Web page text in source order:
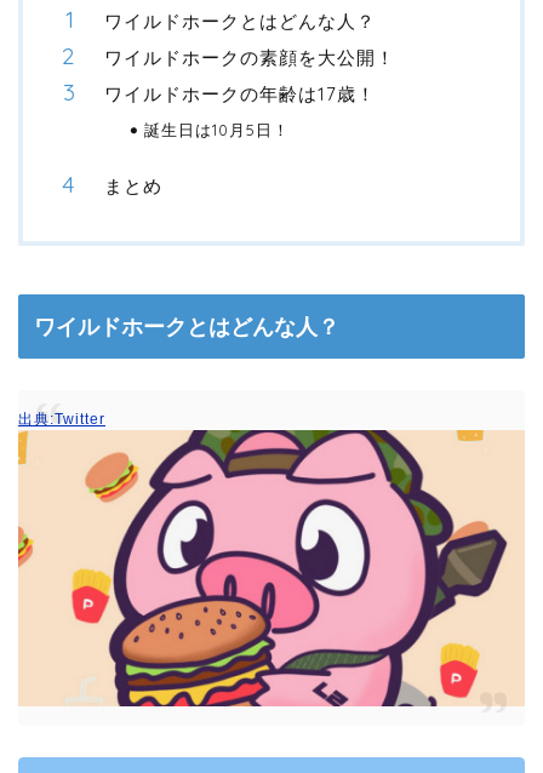
ワイルドホークとはどんな人？
ワイルドホークの素顔を大公開！
ワイルドホークの年齢は17歳！
誕生日は10月5日！
まとめ
ワイルドホークとはどんな人？
出典:Twitter